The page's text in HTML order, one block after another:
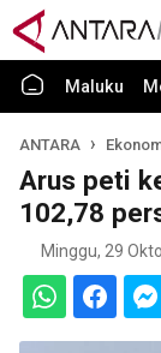
Maluku
ANTARA
Arus peti
102,78
Minggu, 29